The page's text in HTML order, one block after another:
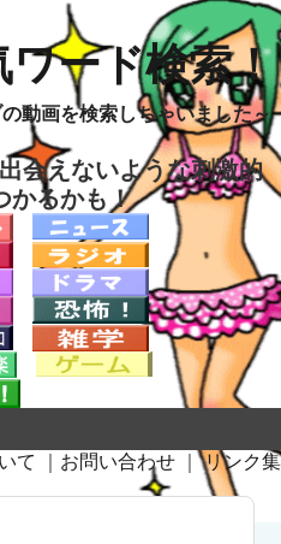
ード検索！
動画を検索しちゃいました～
会えないような刺激的
かるかも！
て
お問い合わせ ｜リンク集